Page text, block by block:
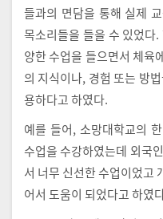
들과의 면담을 통해 실제
목소리들을 들을 수 있었다
양한 수업을 들으면서 체육
의 지식이나, 경험 또는 방
용하다고 하였다.
예를 들어, 소망대학교의
수업을 수강하였는데 외국
서 너무 신선한 수업이었고
어서 도움이 되었다고 하였